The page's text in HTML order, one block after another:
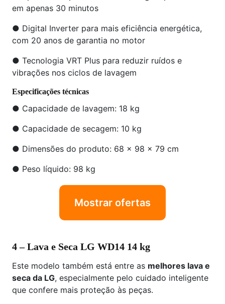
em apenas 30 minutos
● Digital Inverter para mais eficiência energética,
com 20 anos de garantia no motor
● Tecnologia VRT Plus para reduzir ruídos e
vibrações nos ciclos de lavagem
Especificações técnicas
● Capacidade de lavagem: 18 kg
● Capacidade de secagem: 10 kg
● Dimensões do produto: 68 x 98 x 79 cm
● Peso líquido: 98 kg
Mostrar ofertas
4 – Lava e Seca LG WD14 14 kg
Este modelo também está entre as melhores lava e
seca da LG, especialmente pelo cuidado inteligente
que confere mais proteção às peças.